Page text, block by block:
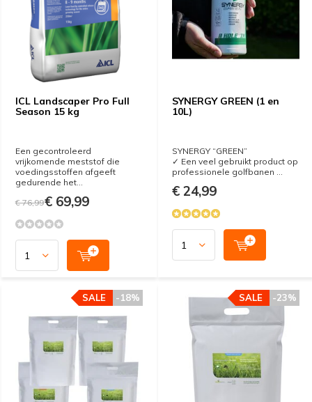
ICL Landscaper Pro Full
Season 15 kg
Een gecontroleerd
vrijkomende meststof die
voedingsstoffen afgeeft
gedurende het...
€ 76,99€ 69,99
SYNERGY GREEN (1 en
10L)
SYNERGY “GREEN”
✓ Een veel gebruikt product op
professionele golfbanen ...
€ 24,99
-18%
SALE -23%
SALE